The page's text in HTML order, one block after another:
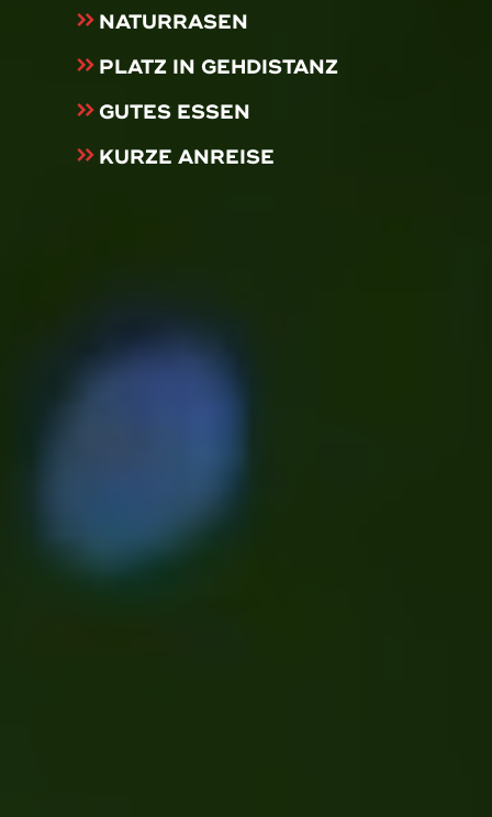
NATURRASEN
PLATZ IN GEHDISTANZ
GUTES ESSEN
KURZE ANREISE